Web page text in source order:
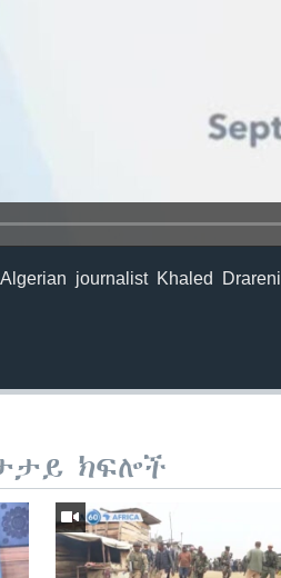
journalist Khaled Drareni
ክፍሎች